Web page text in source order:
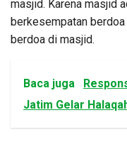
masjid. Karena masjid
berkesempatan
berdoa di masjid.
Baca juga
Jatim Gelar